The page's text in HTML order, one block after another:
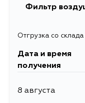
Фильтр
Отгрузка со
Дата и время
получения
8 августа